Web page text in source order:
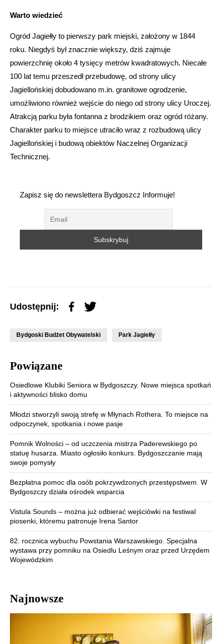
Warto wiedzieć
Ogród Jagiełły to pierwszy park miejski, założony w 1844
roku. Niegdyś był znacznie większy, dziś zajmuje
powierzchnię około 4 tysięcy metrów kwadratowych. Niecałe
100 lat temu przeszedł przebudowę, od strony ulicy
Jagiellońskiej dobudowano m.in. granitowe ogrodzenie,
umożliwiono również wejście do niego od strony ulicy Uroczej.
Atrakcją parku była fontanna z brodzikiem oraz ogród różany.
Charakter parku to miejsce utraciło wraz z rozbudową ulicy
Jagiellońskiej i budową obiektów Naczelnej Organizacji
Technicznej.
Zapisz się do newslettera Bydgoszcz Informuje!
Udostępnij:
Bydgoski Budżet Obywatelski Park Jagiełły
Powiązane
Osiedlowe Klubiki Seniora w Bydgoszczy. Nowe miejsca spotkań
i aktywności blisko domu
Młodzi stworzyli swoją strefę w Młynach Rothera. To miejsce na
odpoczynek, spotkania i nowe pasje
Pomnik Wolności – od uczczenia mistrza Paderewskiego po
statuę husarza. Miasto ogłosiło konkurs. Bydgoszczanie mają
swoje pomysły
Bezpłatna pomoc dla osób pokrzywdzonych przestępstwem. W
Bydgoszczy działa ośrodek wsparcia
Vistula Sounds – można już odbierać wejściówki na festiwal
piosenki, któremu patronuje Irena Santor
82. rocznica wybuchu Powstania Warszawskiego. Specjalna
wystawa przy pomniku na Osiedlu Leśnym oraz przed Urzędem
Wojewódzkim
Najnowsze